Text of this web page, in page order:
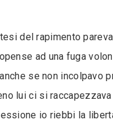
del rapimento
ad una fuga
se non
lui ci si
io riebbi la